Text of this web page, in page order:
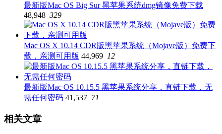
最新版Mac OS Big Sur 黑苹果系统dmg镜像免费下载
48,948 329
Mac OS X 10.14 CDR版黑苹果系统（Mojave版）免费下
载，亲测可用版 44,969 12
最新版Mac OS 10.15.5 黑苹果系统分享，直链下载，无
需任何密码 41,537 71
相关文章